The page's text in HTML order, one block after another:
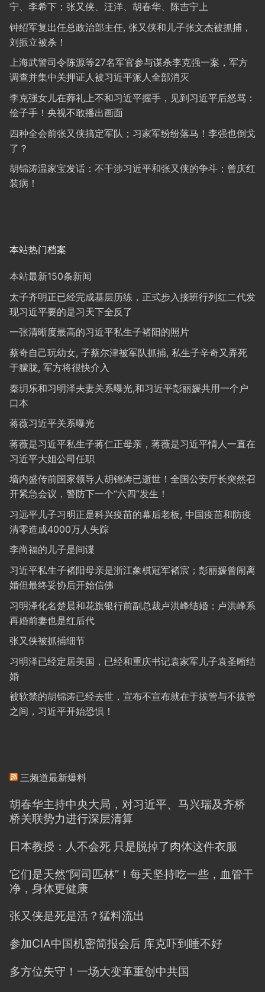
宁、李希下；张又侠、汪洋、胡春华、陈吉宁上
钟绍军复出任总政治部主任, 张又侠和儿子张文杰被抓捕，
刘振立被杀！
上海武警司令陈源等27名军官参与谋杀李克强一案，军方
调查并集中关押证人被习近平派人全部消灭
李克强女儿在葬礼上不和习近平握手，见到习近平后怒骂：
侩子手！央视不敢播出画面
四种全会前张又侠搞定军队；习家军纷纷落马！李强也倒戈
了？
胡锦涛温家宝发话：不干涉习近平和张又侠的争斗；曾庆红
装病！
本站热门档案
本站最新150条新闻
太子齐明正已经完成基层历练，正式步入接班行列红二代发
现习近平要的是习天下全反了
一张清晰度最高的习近平私生子褚阳的照片
蔡奇自己玩幼女, 子蔡尔津被军队抓捕, 私生子辛奇又弄死
于朦胧, 军方将很快介入
秦玥乐和习明泽夫妻关系曝光,和习近平彭丽媛共用一个户
口本
蒋薇习近平关系曝光
蒋薇是习近平私生子蒋仁正母亲，蒋薇是习近平情人一直在
习近平大姐公司任职
墙内盛传前国家领导人胡锦涛已逝世！全国公安厅长突然召
开紧急会议，警防下一个“六四”发生！
习远平儿子习明正是科兴疫苗的幕后老板, 中国疫苗和防疫
清零造成4000万人失踪
李尚福的儿子是间谍
习近平私生子褚阳母亲是浙江象棋冠军褚宸；彭丽媛曾闹离
婚但最终妥协后开始信佛
习明泽化名楚晨和花旗银行前副总裁卢洪峰结婚；卢洪峰系
再婚前妻也是红后代
张又侠被抓捕细节
习明泽已经定居美国，已经和重庆书记袁家军儿子袁圣晰结
婚
被软禁的胡锦涛已经去世，宣布不宣布就在于拔管与不拔管
之间，习近平开始恐惧！
三频道最新爆料
胡春华主持中央大局，对习近平、马兴瑞及齐桥
桥关联势力进行深层清算
日本教授：人不会死 只是脱掉了肉体这件衣服
它们是天然“阿司匹林”！每天坚持吃一些，血管干
净，身体更健康
张又侠是死是活？猛料流出
参加CIA中国机密简报会后 库克吓到睡不好
多方位失守！一场大变革重创中共国